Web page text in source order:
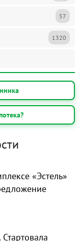
57
1320
«Эстель»